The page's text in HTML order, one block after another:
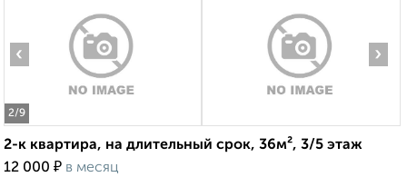
2/9
‹ ›
2-к квартира, на длительный срок, 36м², 3/5 этаж
12 000 ₽ в месяц